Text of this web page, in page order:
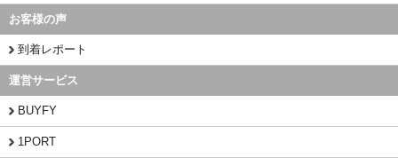
お客様の声
到着レポート
運営サービス
BUYFY
1PORT